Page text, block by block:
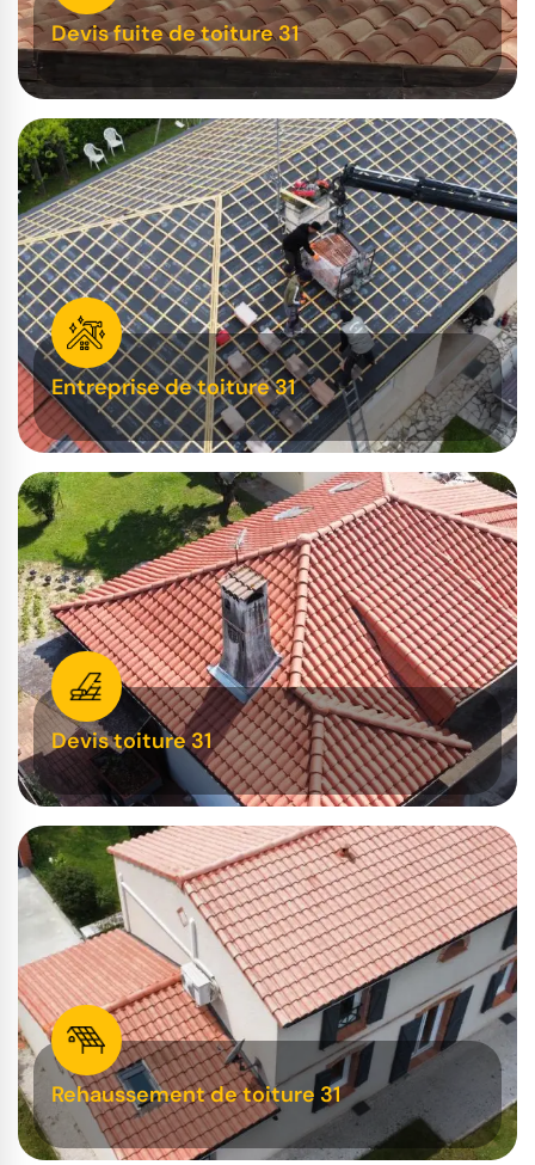
Devis fuite de toiture 31
Entreprise de toiture 31
Devis toiture 31
Rehaussement de toiture 31